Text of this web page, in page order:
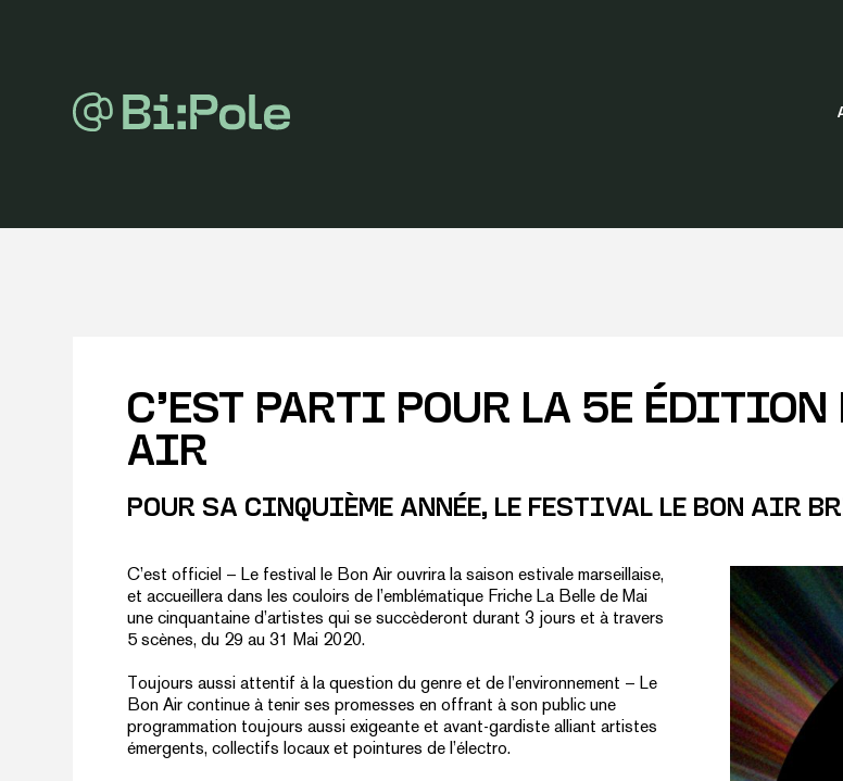
C’EST PARTI POUR LA 5E ÉDITION
AIR
POUR SA CINQUIÈME ANNÉE, LE FESTIVAL LE BON AIR
C’est officiel – Le festival le Bon Air ouvrira la saison estivale marseillaise,
et accueillera dans les couloirs de l’emblématique Friche La Belle de Mai
une cinquantaine d’artistes qui se succèderont durant 3 jours et à travers
5 scènes, du 29 au 31 Mai 2020.
Toujours aussi attentif à la question du genre et de l’environnement – Le
Bon Air continue à tenir ses promesses en offrant à son public une
programmation toujours aussi exigeante et avant-gardiste alliant artistes
émergents, collectifs locaux et pointures de l’électro.